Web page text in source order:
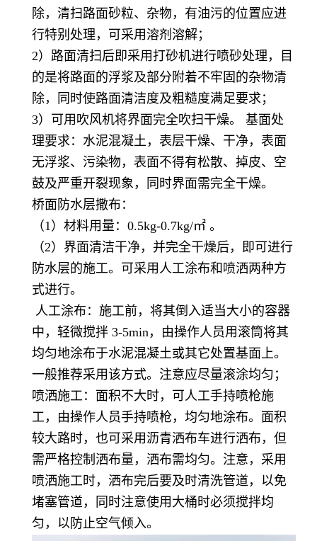
除，清扫路面砂粒、杂物，有油污的位置应进
行特别处理，可采用溶剂溶解；
2）路面清扫后即采用打砂机进行喷砂处理，目
的是将路面的浮浆及部分附着不牢固的杂物清
除，同时使路面清洁度及粗糙度满足要求；
3）可用吹风机将界面完全吹扫干燥。 基面处
理要求：水泥混凝土，表层干燥、干净，表面
无浮浆、污染物，表面不得有松散、掉皮、空
鼓及严重开裂现象，同时界面需完全干燥。
桥面防水层撒布：
（1）材料用量：0.5kg-0.7kg/㎡ 。
（2）界面清洁干净，并完全干燥后，即可进行
防水层的施工。可采用人工涂布和喷洒两种方
式进行。
人工涂布：施工前，将其倒入适当大小的容器
中，轻微搅拌 3-5min，由操作人员用滚筒将其
均匀地涂布于水泥混凝土或其它处置基面上。
一般推荐采用该方式。注意应尽量滚涂均匀；
喷洒施工：面积不大时，可人工手持喷枪施
工，由操作人员手持喷枪，均匀地涂布。面积
较大路时，也可采用沥青洒布车进行洒布，但
需严格控制洒布量，洒布需均匀。注意，采用
喷洒施工时，洒布完后要及时清洗管道，以免
堵塞管道，同时注意使用大桶时必须搅拌均
匀，以防止空气倾入。